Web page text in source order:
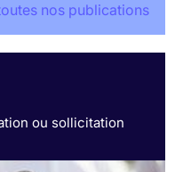
nos publications
ou sollicitation